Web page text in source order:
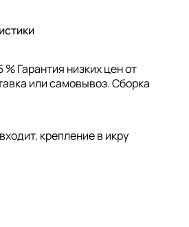
Гарантия низких цен от
или самовывоз. Сборка
крепление в икру